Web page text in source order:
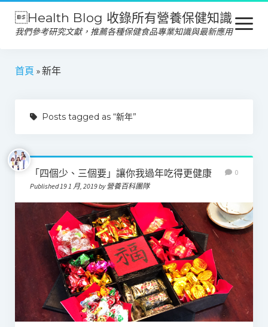
Health Blog 收錄所有營養保健知識
我們參考研究文獻，推薦各種保健食品專業知識與最新應用
open
menu
營養保健
產品推薦
心靈健康
首頁 »新年
Posts tagged as “新年”
「四個少、三個要」讓你我過年吃得更健康
Published 19 1 月, 2019 by 營養百科團隊
0